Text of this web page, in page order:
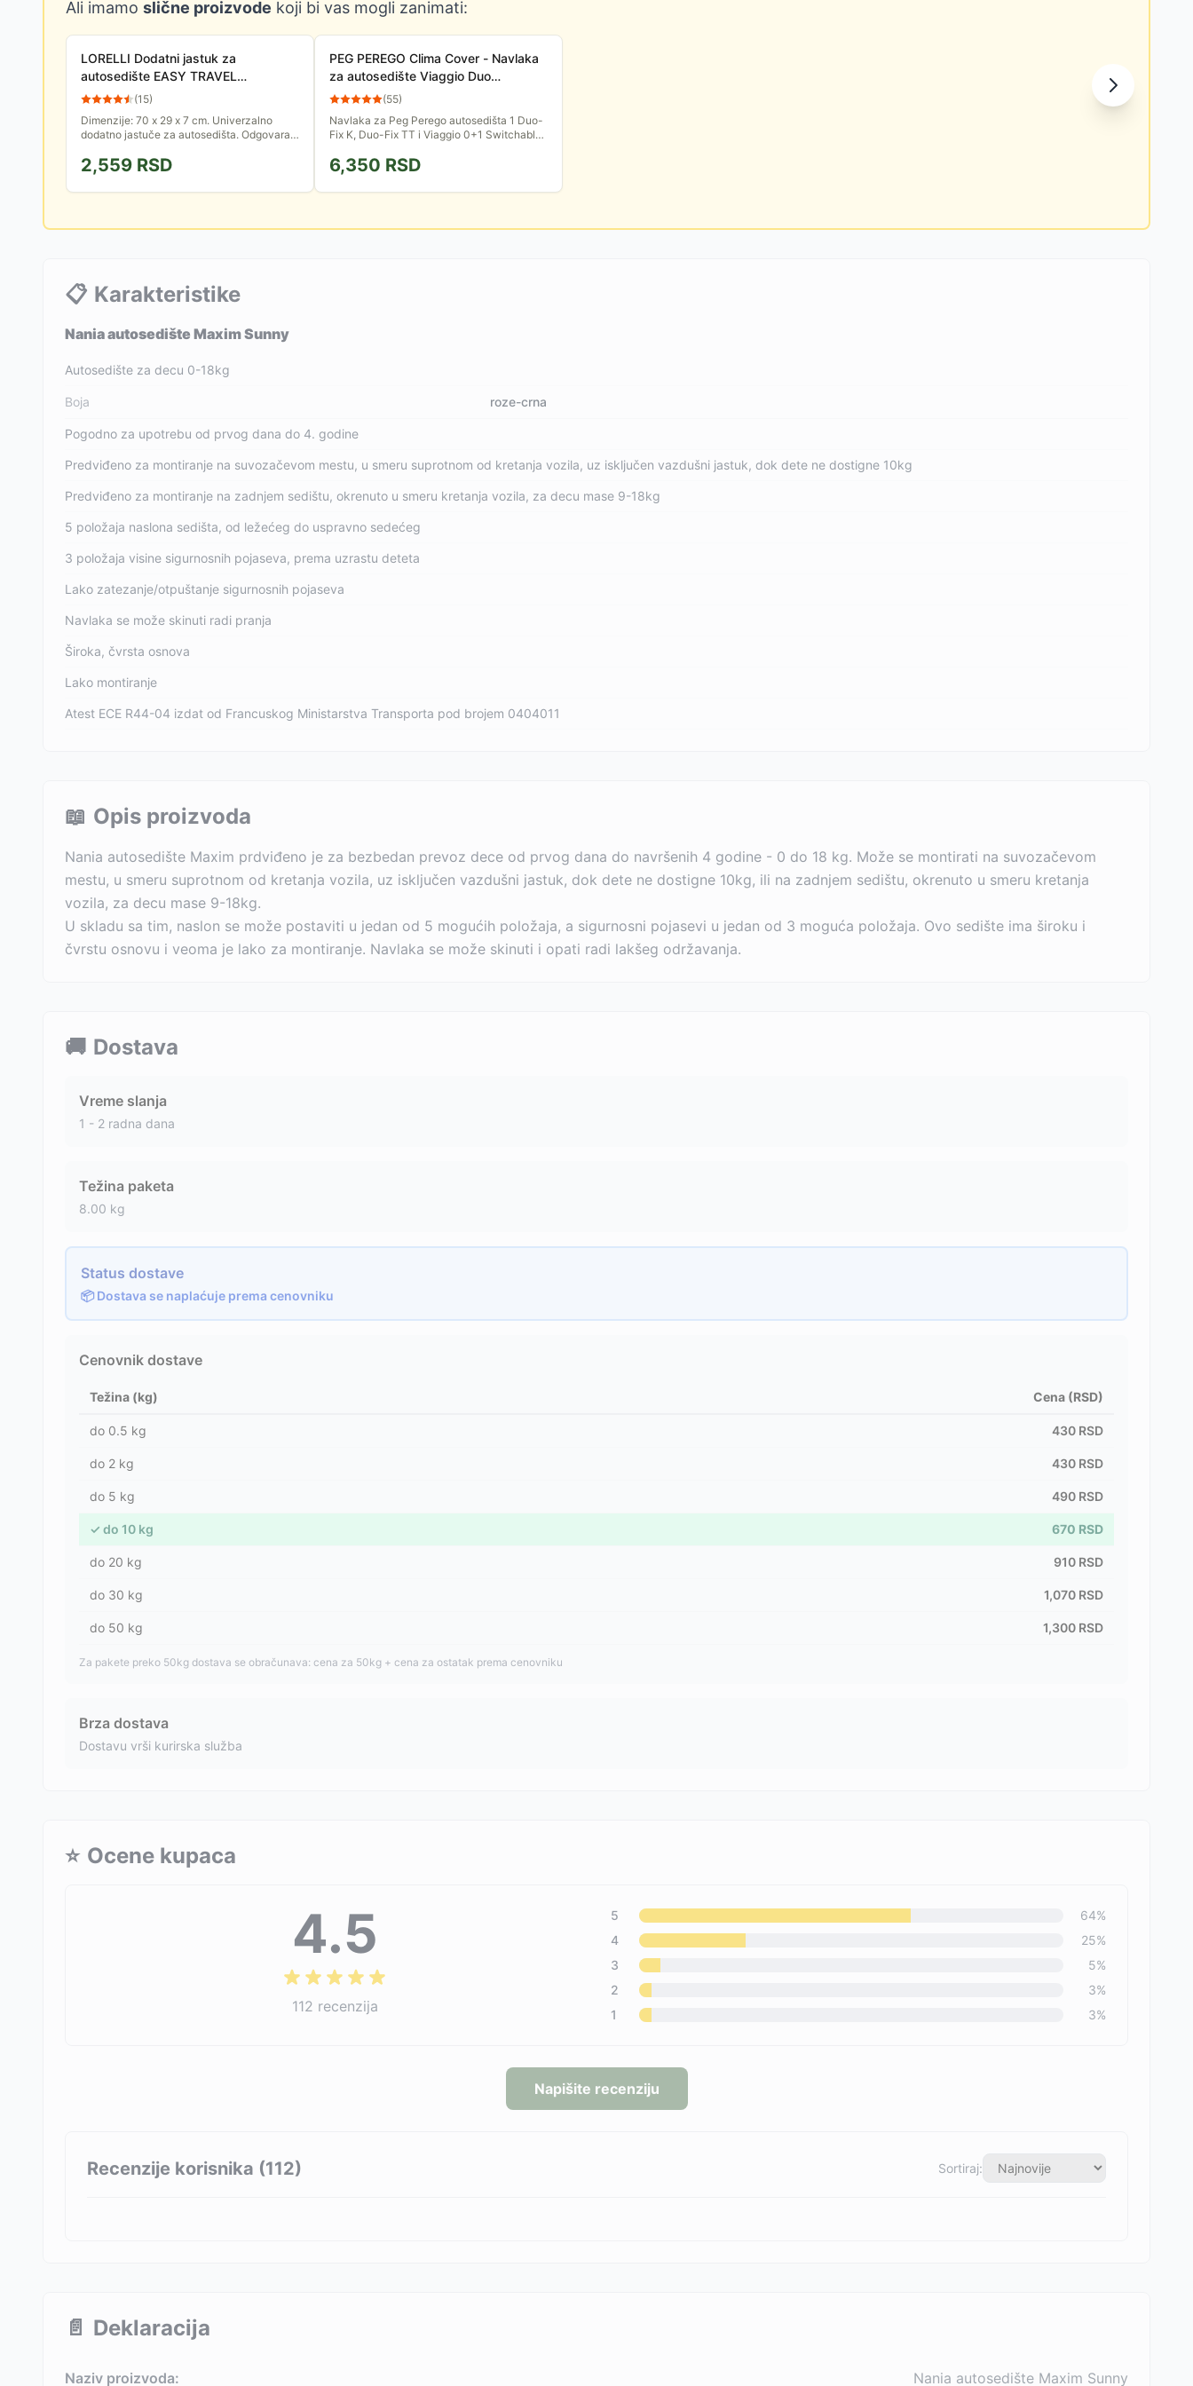
Ali imamo slične proizvode koji bi vas mogli zanimati:
LORELLI Dodatni jastuk za
autosedište EASY TRAVEL
20040200000
(15)
Dimenzije: 70 x 29 x 7 cm. Univerzalno
dodatno jastuče za autosedišta. Odgovara
uzrast.
2,559 RSD
PEG PEREGO Clima Cover - Navlaka
za autosedište Viaggio Duo
Fix/TT/0+1 P386006
(55)
Navlaka za Peg Perego autosedišta 1 Duo-
Fix K, Duo-Fix TT i Viaggio 0+1 Switchable.
6,350 RSD
📋 Karakteristike
Nania autosedište Maxim Sunny
Autosedište za decu 0-18kg
Boja roze-crna
Pogodno za upotrebu od prvog dana do 4. godine
Predviđeno za montiranje na suvozačevom mestu, u smeru suprotnom od kretanja vozila, uz isključen vazdušni jastuk, dok dete ne dostigne 10kg
Predviđeno za montiranje na zadnjem sedištu, okrenuto u smeru kretanja vozila, za decu mase 9-18kg
5 položaja naslona sedišta, od ležećeg do uspravno sedećeg
3 položaja visine sigurnosnih pojaseva, prema uzrastu deteta
Lako zatezanje/otpuštanje sigurnosnih pojaseva
Navlaka se može skinuti radi pranja
Široka, čvrsta osnova
Lako montiranje
Atest ECE R44-04 izdat od Francuskog Ministarstva Transporta pod brojem 0404011
📖 Opis proizvoda
Nania autosedište Maxim prdviđeno je za bezbedan prevoz dece od prvog dana do navršenih 4 godine - 0 do 18 kg. Može se montirati na suvozačevom
mestu, u smeru suprotnom od kretanja vozila, uz isključen vazdušni jastuk, dok dete ne dostigne 10kg, ili na zadnjem sedištu, okrenuto u smeru kretanja
vozila, za decu mase 9-18kg.
U skladu sa tim, naslon se može postaviti u jedan od 5 mogućih položaja, a sigurnosni pojasevi u jedan od 3 moguća položaja. Ovo sedište ima široku i
čvrstu osnovu i veoma je lako za montiranje. Navlaka se može skinuti i opati radi lakšeg održavanja.
🚚 Dostava
Vreme slanja
1 - 2 radna dana
Težina paketa
8.00 kg
Status dostave
📦 Dostava se naplaćuje prema cenovniku
Cenovnik dostave
Težina (kg) Cena (RSD)
do 0.5 kg 430 RSD
do 2 kg 430 RSD
do 5 kg 490 RSD
✓ do 10 kg 670 RSD
do 20 kg 910 RSD
do 30 kg 1,070 RSD
do 50 kg 1,300 RSD
Za pakete preko 50kg dostava se obračunava: cena za 50kg + cena za ostatak prema cenovniku
Brza dostava
Dostavu vrši kurirska služba
⭐ Ocene kupaca
4.5
112 recenzija
5 64%
4
25%
3
5%
2
3%
1
3%
Napišite recenziju
Recenzije korisnika (112) Sortiraj:
📄 Deklaracija
Naziv proizvoda: Nania autosedište Maxim Sunny